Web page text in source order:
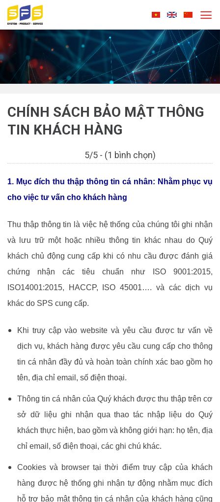
Skip
content
CHÍNH SÁCH BẢO MẬT THÔNG
TIN KHÁCH HÀNG
5/5 - (1 bình chọn)
1. Mục đích thu thập thông tin cá nhân: Nhằm phục vụ
cho việc tư vấn cho khách hàng
Thu thập thông tin là việc hệ thống của chúng tôi ghi nhận
và lưu trữ một hoặc nhiều thông tin khác nhau do Quý
khách chủ động cung cấp khi có nhu cầu được đánh giá
chứng nhận các tiêu chuẩn như ISO 9001:2015,
ISO14001:2015, HACCP, ISO 45001…. và các dịch vụ
khác do SPS cung cấp.
Khi truy cập vào website và yêu cầu được tư vấn về
dịch vụ, khách hàng được yêu cầu cung cấp cho thông
tin cá nhân đầy đủ và hoàn toàn chính xác bao gồm họ
tên, địa chỉ email, số điện thoại.
Thông tin cá nhân của Quý khách được thu thập trên cơ
sở dữ liệu ghi nhận qua thao tác nhập liệu do Quý
khách thực hiện, bao gồm và không giới hạn: họ tên, địa
chỉ email, số điện thoại, các ghi chú khác.
Cookies và browser tại thời điểm truy cập của khách
hàng được hệ thống ghi nhận tự động nhằm mục đích
hỗ trợ bảo mật thông tin cá nhân của khách hàng cũng